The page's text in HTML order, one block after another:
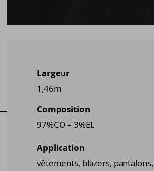
Largeur
1,46m
Composition
97%CO – 3%EL
Application
vêtements, blazers, pantalons,